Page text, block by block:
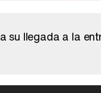
su llegada a la